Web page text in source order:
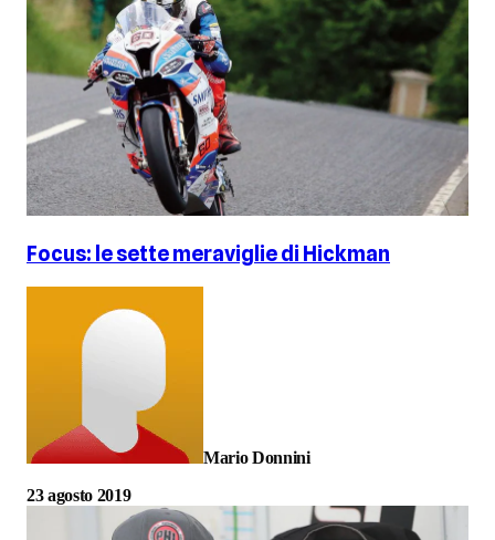
Focus: le sette meraviglie di Hickman
Mario Donnini
23 agosto 2019